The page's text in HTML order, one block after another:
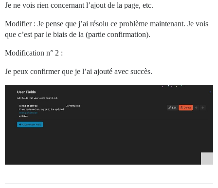
Je ne vois rien concernant l’ajout de la page, etc.
Modifier : Je pense que j’ai résolu ce problème maintenant. Je vois
que c’est par le biais de la (partie confirmation).
Modification n° 2 :
Je peux confirmer que je l’ai ajouté avec succès.